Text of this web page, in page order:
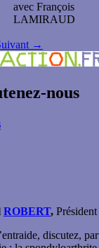
avec François
LAMIRAUD
→
nous
ROBERT, Président
discutez,